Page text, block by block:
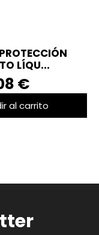
LÍQU...
€
al carrito